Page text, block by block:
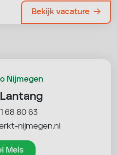
Bekijk vacature
Nijmegen
68 80 63
nijmegen.nl
Mels